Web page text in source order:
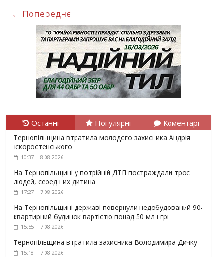
← Попереднє
Останні Популярні Коментарі
Тернопільщина втратила молодого захисника Андрія
Іскоростенського
10:37 | 8.08.2026
На Тернопільщині у потрійній ДТП постраждали троє
людей, серед них дитина
17:27 | 7.08.2026
На Тернопільщині державі повернули недобудований 90-
квартирний будинок вартістю понад 50 млн грн
15:55 | 7.08.2026
Тернопільщина втратила захисника Володимира Дичку
15:18 | 7.08.2026